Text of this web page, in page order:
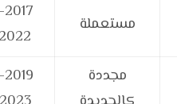
مستعملة
2022
مجددة